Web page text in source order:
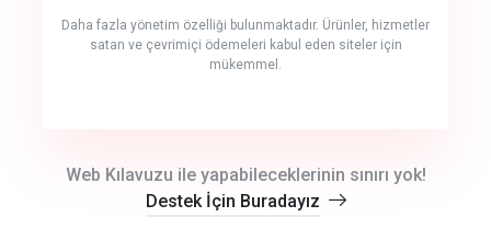
Daha fazla yönetim özelliği bulunmaktadır. Ürünler, hizmetler
satan ve çevrimiçi ödemeleri kabul eden siteler için
mükemmel.
Web Kılavuzu ile yapabileceklerinin sınırı yok!
Destek İçin Buradayız